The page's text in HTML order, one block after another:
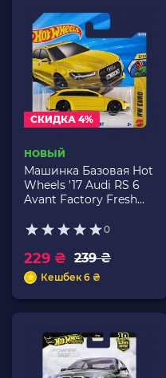
СКИДКА 4%
НОВЫЙ
Машинка Базовая Hot
Wheels '17 Audi RS 6
Avant Factory Fresh
0
239 ₴
229 ₴
Кешбек 6 ₴